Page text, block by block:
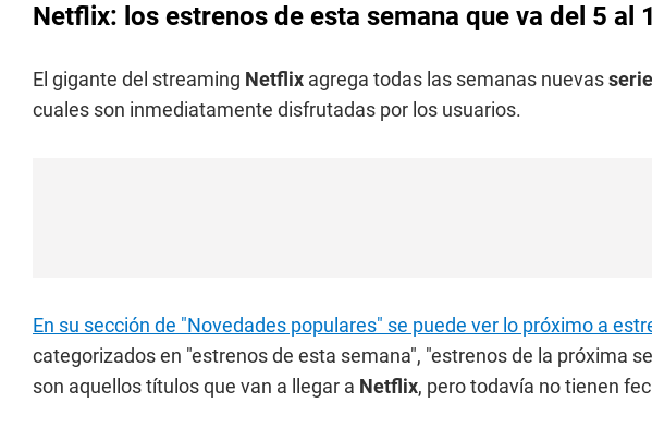
Netflix: los estrenos de esta semana que va del 5 al
El gigante del streaming Netflix agrega todas las semanas nuevas
cuales son inmediatamente disfrutadas por los usuarios.
En su sección de "Novedades populares" se puede ver lo próximo a
categorizados en "estrenos de esta semana", "estrenos de la próxima
son aquellos títulos que van a llegar a Netflix, pero todavía no tienen